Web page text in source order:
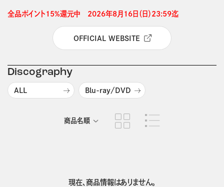
全品ポイント15%還元中　2026年8月16日（日）23:59迄
OFFICIAL WEBSITE
Discography
ALL Blu-ray/DVD
商品名順
現在、商品情報はありません。